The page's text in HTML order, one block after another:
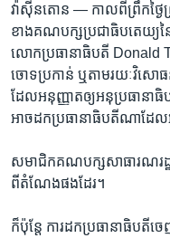
វ៉ាស៊ីនតោន — កាលពី​ព្រឹក​ថ្
ខាង​គណបក្ស​ប្រជាធិបតេយ្យ​ន
លោក​ប្រធានាធិបតី Donald
ចោទ​ប្រកាន់ ឬ​តាម​រយៈ​វិសោធន
ដែល​អនុញ្ញាត​ឲ្យ​អនុ​ប្រធានាធិ
អាច​ដក​ប្រធានាធិបតី​ណា​ដែល​
សមាជិក​គណបក្ស​សាធារណរដ្
ពី​តំណែង​ផងដែរ។
ក៏ប៉ុន្តែ ការ​ដក​ប្រធានាធិប